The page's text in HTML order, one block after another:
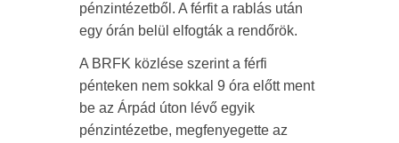
pénzintézetből. A férfit a rablás után
egy órán belül elfogták a rendőrök.
A BRFK közlése szerint a férfi
pénteken nem sokkal 9 óra előtt ment
be az Árpád úton lévő egyik
pénzintézetbe, megfenyegette az